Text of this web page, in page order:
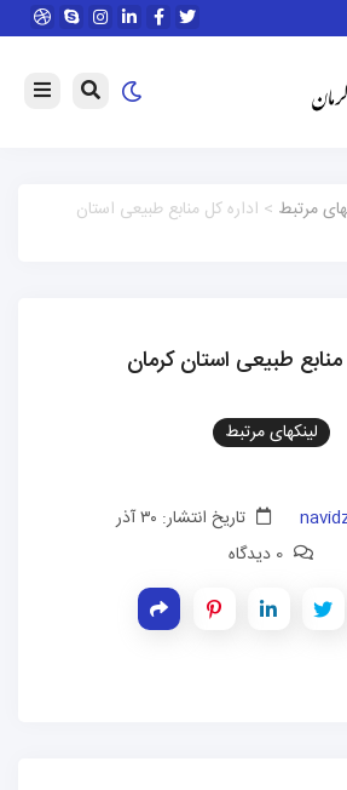
مرتبط > اداره کل منابع طبیعی استان
منابع طبیعی استان کرمان
لینکهای مرتبط
تاریخ انتشار: ۳۰ آذر